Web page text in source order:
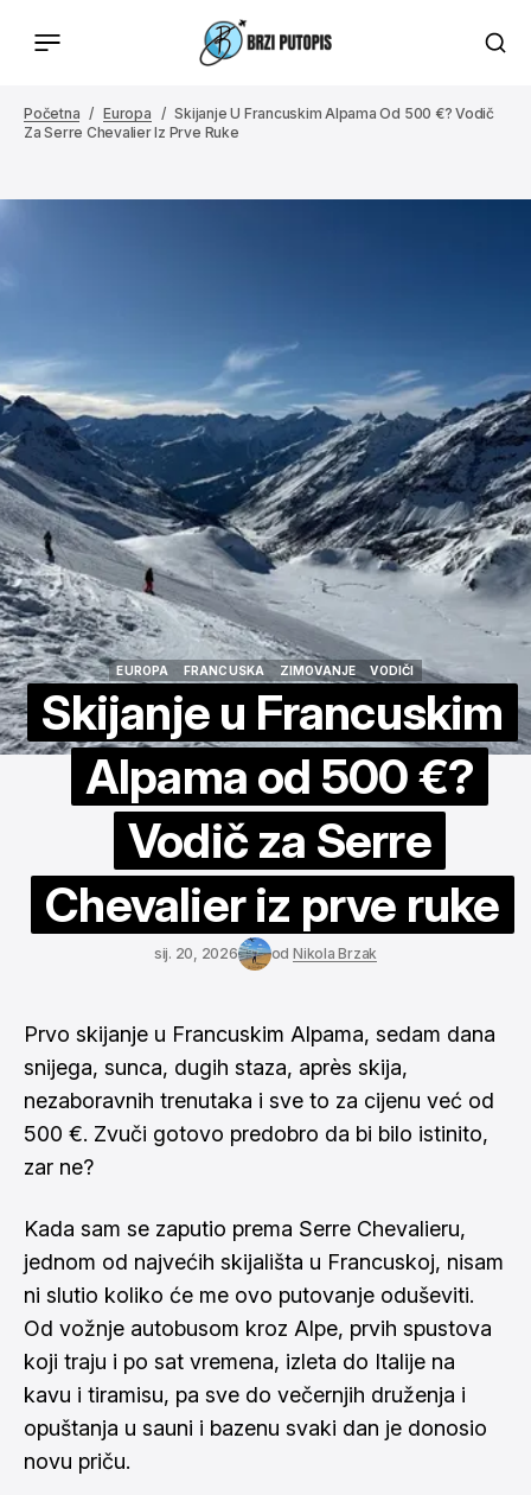
Početna Europa
Skijanje U Francuskim Alpama Od 500 €? Vodič
Za Serre Chevalier Iz Prve Ruke
EUROPA
FRANCUSKA
ZIMOVANJE
VODIČI
Skijanje u Francuskim
Alpama od 500 €?
Vodič za Serre
Chevalier iz prve ruke
sij. 20, 2026 od Nikola Brzak
Prvo skijanje u Francuskim Alpama, sedam dana
snijega, sunca, dugih staza, après skija,
nezaboravnih trenutaka i sve to za cijenu već od
500 €. Zvuči gotovo predobro da bi bilo istinito,
zar ne?
Kada sam se zaputio prema Serre Chevalieru,
jednom od najvećih skijališta u Francuskoj, nisam
ni slutio koliko će me ovo putovanje oduševiti.
Od vožnje autobusom kroz Alpe, prvih spustova
koji traju i po sat vremena, izleta do Italije na
kavu i tiramisu, pa sve do večernjih druženja i
opuštanja u sauni i bazenu svaki dan je donosio
novu priču.